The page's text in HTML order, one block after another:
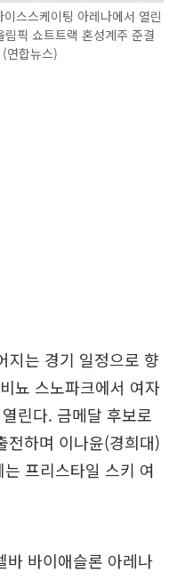
스스케이팅 아레나에서 열린
픽 쇼트트랙 혼성계주 준결
연합뉴스)
지는 경기 일정으로 향
뇨 스노파크에서 여자
린다. 금메달 후보로
전하며 이나윤(경희대)
프리스타일 스키 여
바 바이애슬론 아레나